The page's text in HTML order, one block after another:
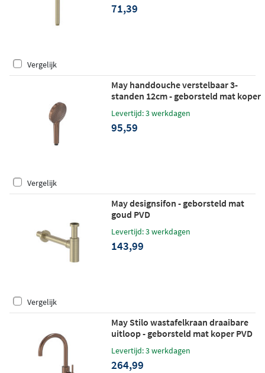
71,39
Vergelijk
May handdouche verstelbaar 3-
standen 12cm - geborsteld mat koper
Levertijd: 3 werkdagen
95,59
Vergelijk
May designsifon - geborsteld mat
goud PVD
Levertijd: 3 werkdagen
143,99
Vergelijk
May Stilo wastafelkraan draaibare
uitloop - geborsteld mat koper PVD
Levertijd: 3 werkdagen
264,99